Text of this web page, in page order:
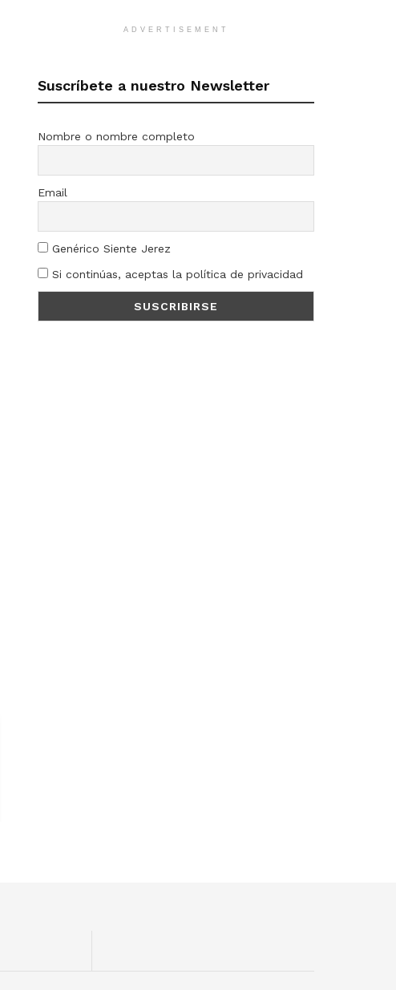
ADVERTISEMENT
Suscríbete a nuestro Newsletter
Nombre o nombre completo
Email
Genérico Siente Jerez
Si continúas, aceptas la política de privacidad